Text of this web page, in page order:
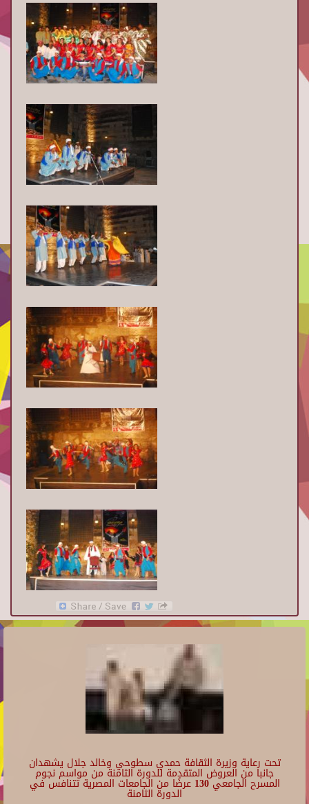
تحت رعاية وزيرة الثقافة حمدي سطوحي وخالد جلال يشهدان
جانبا من العروض المتقدمة للدورة الثامنة من مواسم نجوم
المسرح الجامعي 130 عرضًا من الجامعات المصرية تتنافس في
الدورة الثامنة